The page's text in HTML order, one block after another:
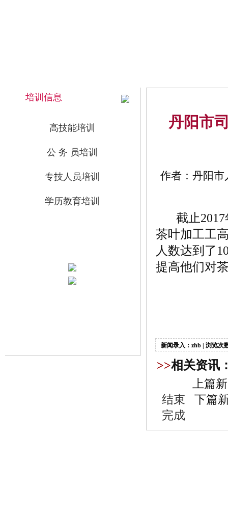
培训信息
高技能培训
公 务 员培训
专技人员培训
学历教育培训
丹阳市
作者：丹阳市
截止
茶叶加工工
人数达到了
提高他们对
新闻录入：zhb | 浏览次
>>相关资讯
上篇
结束 下篇
完成